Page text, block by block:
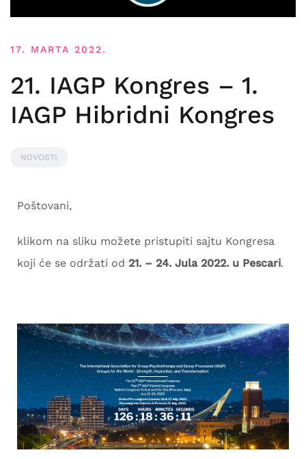
17. MARTA 2022.
21. IAGP Kongres – 1.
IAGP Hibridni Kongres
NOVOSTI
Poštovani,
klikom na sliku možete pristupiti sajtu Kongresa
koji će se održati od 21. – 24. Jula 2022. u Pescari.